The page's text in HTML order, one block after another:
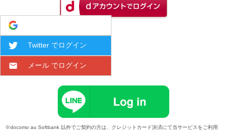
Twitter でログイン
メール でログイン
※docomo au Softbank 以外でご契約の方は、クレジットカード決済にて当サービスをご利用